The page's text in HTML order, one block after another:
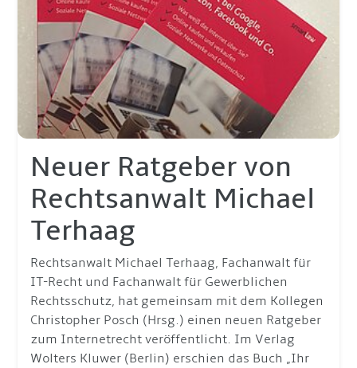
Neuer Ratgeber von
Rechtsanwalt Michael
Terhaag
Rechtsanwalt Michael Terhaag, Fachanwalt für
IT-Recht und Fachanwalt für Gewerblichen
Rechtsschutz, hat gemeinsam mit dem Kollegen
Christopher Posch (Hrsg.) einen neuen Ratgeber
zum Internetrecht veröffentlicht. Im Verlag
Wolters Kluwer (Berlin) erschien das Buch „Ihr